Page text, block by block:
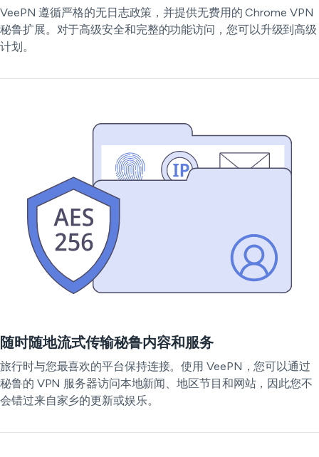
VeePN 遵循严格的无日志政策，并提供无费用的 Chrome VPN
秘鲁扩展。对于高级安全和完整的功能访问，您可以升级到高级
计划。
随时随地流式传输秘鲁内容和服务
旅行时与您最喜欢的平台保持连接。使用 VeePN，您可以通过
秘鲁的 VPN 服务器访问本地新闻、地区节目和网站，因此您不
会错过来自家乡的更新或娱乐。